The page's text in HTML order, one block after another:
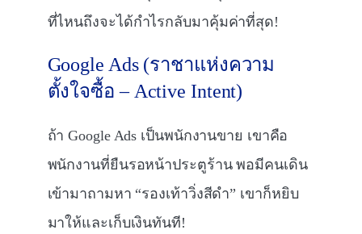
ที่ไหนถึงจะได้กำไรกลับมาคุ้มค่าที่สุด!
Google Ads (ราชาแห่งความ
ตั้งใจซื้อ – Active Intent)
ถ้า Google Ads เป็นพนักงานขาย เขาคือ
พนักงานที่ยืนรอหน้าประตูร้าน พอมีคนเดิน
เข้ามาถามหา “รองเท้าวิ่งสีดำ” เขาก็หยิบ
มาให้และเก็บเงินทันที!